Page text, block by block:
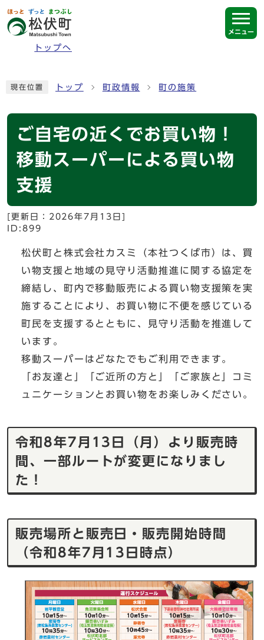
ページの先頭です
トップへ
メニュー
現在位置 トップ 町政情報 町の施策
ご自宅の近くでお買い物！
移動スーパーによる買い物
支援
[更新日： 2026年7月13日
ID:899
松伏町と株式会社カスミ（本社つくば市）は、買
い物支援と地域の見守り活動推進に関する協定を
締結し、町内で移動販売による買い物支援策を実
施することにより、お買い物に不便を感じている
町民を支援するとともに、見守り活動を推進して
います。
移動スーパーはどなたでもご利用できます。
「お友達と」「ご近所の方と」「ご家族と」コミ
ュニケーションとお買い物をお楽しみください。
令和8年7月13日（月）より販売時
間、一部ルートが変更になりまし
た！
販売場所と販売日・販売開始時間
（令和8年7月13日時点）